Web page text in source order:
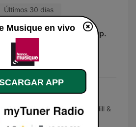
Últimos 30 días
No. 5 in D Major, Op.
2: III. Allegro - Allegro
du Pré & Gerald Moore
Go
Jonathan Snowdon, Robert Hill &
Morgan
Musique en vivo
APP